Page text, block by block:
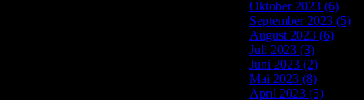
Oktober 2023 (6)
September 2023 (5)
August 2023 (6)
Juli 2023 (3)
Juni 2023 (2)
Mai 2023 (8)
April 2023 (5)